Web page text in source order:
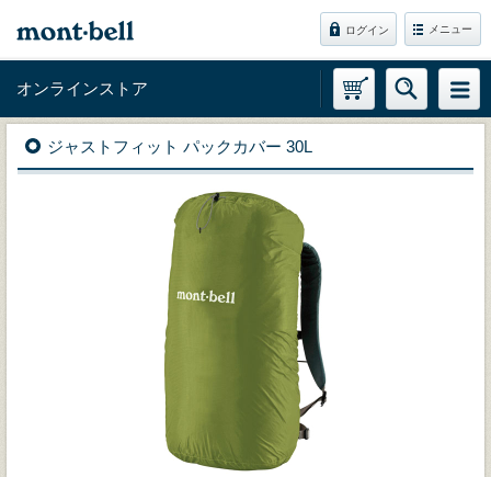
ログイン メニュー
オンラインストア
ジャストフィット パックカバー 30L